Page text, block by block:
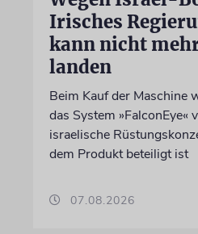
Irisches
kann nicht
landen
Beim Kauf der Maschine
das System »FalconEye«
israelische
dem Produkt beteiligt ist
07.08.2026